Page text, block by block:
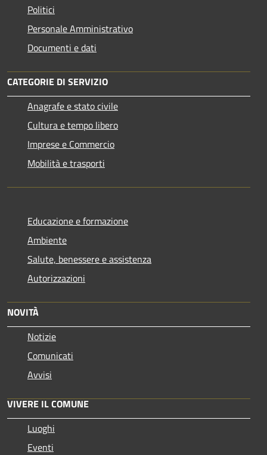
Politici
Personale Amministrativo
Documenti e dati
CATEGORIE DI SERVIZIO
Anagrafe e stato civile
Cultura e tempo libero
Imprese e Commercio
Mobilità e trasporti
Educazione e formazione
Ambiente
Salute, benessere e assistenza
Autorizzazioni
NOVITÀ
Notizie
Comunicati
Avvisi
VIVERE IL COMUNE
Luoghi
Eventi